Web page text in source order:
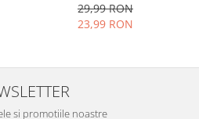
spargere, ci si
ecranul!
29,99 RON
23,99 RON
si promotiile noastre